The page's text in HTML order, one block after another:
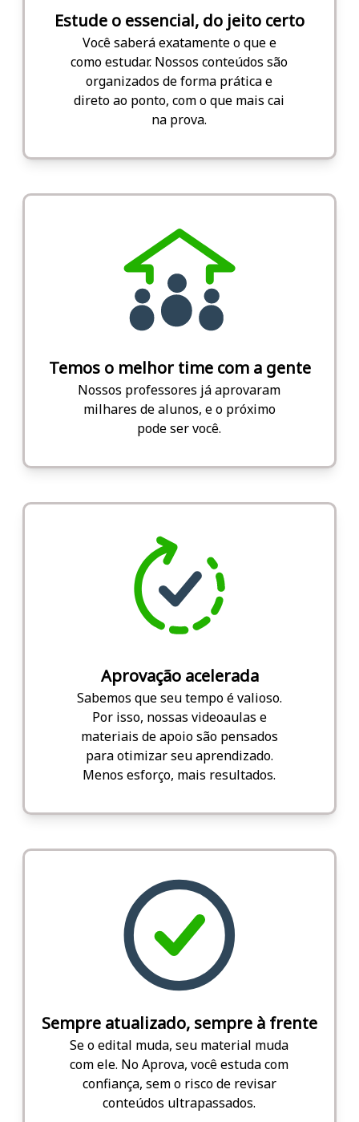
Estude o essencial, do jeito certo
Você saberá exatamente o que e
como estudar. Nossos conteúdos são
organizados de forma prática e
direto ao ponto, com o que mais cai
na prova.
Temos o melhor time com a gente
Nossos professores já aprovaram
milhares de alunos, e o próximo
pode ser você.
Aprovação acelerada
Sabemos que seu tempo é valioso.
Por isso, nossas videoaulas e
materiais de apoio são pensados
para otimizar seu aprendizado.
Menos esforço, mais resultados.
Sempre atualizado, sempre à frente
Se o edital muda, seu material muda
com ele. No Aprova, você estuda com
confiança, sem o risco de revisar
conteúdos ultrapassados.